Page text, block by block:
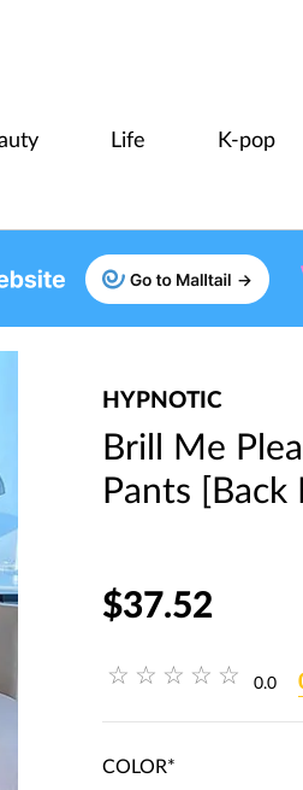
Life K-pop
HYPNOTIC
Brill Me
Pants [Back
$37.52
0.0
COLOR*